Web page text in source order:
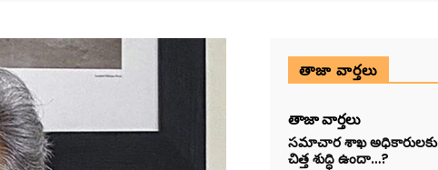
తాజా వార్తలు
తాజా వార్తలు
సమాచార శాఖ అధికారులకు
చిత్త శుద్ధి ఉందా…?